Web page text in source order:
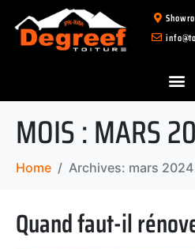
MOIS :MARS
Home Archives: mars 2024
Quand faut-il